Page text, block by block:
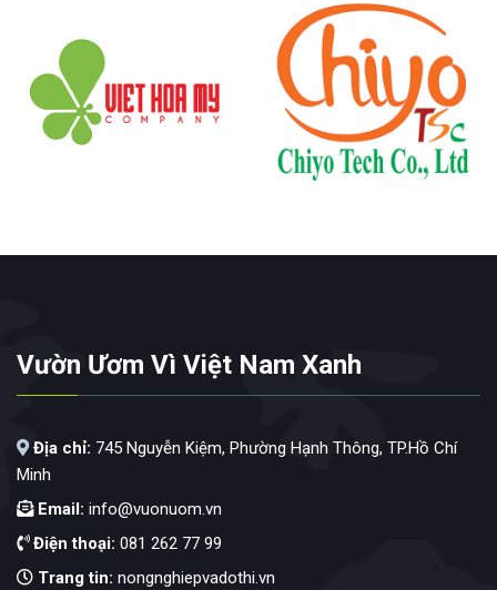
Vườn Ươm Vì Việt Nam Xanh
Địa chỉ: 745 Nguyễn Kiệm, Phường Hạnh Thông, TP.Hồ Chí
Minh
Email: info@vuonuom.vn
Điện thoại: 081 262 77 99
Trang tin: nongnghiepvadothi.vn